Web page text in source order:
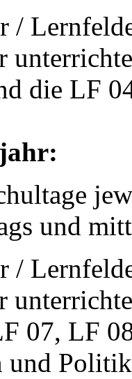
/
die LF
und
/
07, LF
und